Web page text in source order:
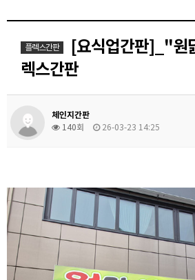
플렉스간판
[요식업간판]_"원
렉스간판
체인지간판
140회
26-03-23 14:25